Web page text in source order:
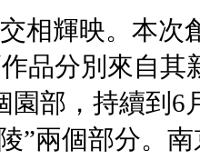
輝映。本次
品分別來自
園部，持續到6
”兩個部分。